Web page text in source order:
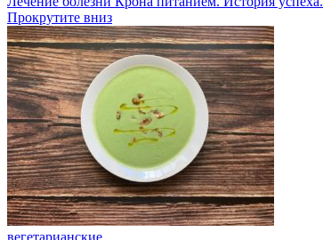
Прокрутите вниз
вегетарианские